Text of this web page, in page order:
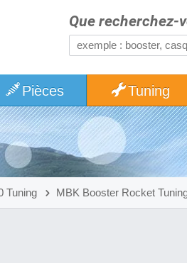
Que recherchez-
Pièces Tuning
Tuning MBK Booster Rocket